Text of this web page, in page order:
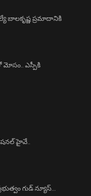
బాలకృష్ణ ప్రమాదానికి
మోసం.. ఎస్పీకి
హైవే..
గుడ్ న్యూస్…